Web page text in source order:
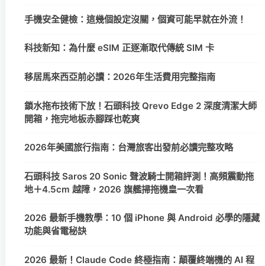
手機安全健檢：這幾個設定沒關，個資可能早就在外流！
科技新知：為什麼 eSIM 正逐漸取代傳統 SIM 卡
移居馬來西亞前必讀：2026年生活費用完整指南
鎖水拖布技術下放！石頭科技 Qrevo Edge 2 深度清潔大師
開箱，拖完地板赤腳踩也乾爽
2026年美國旅行指南：台灣旅客出發前必讀完整攻略
石頭科技 Saros 20 Sonic 聲波騎士開箱評測！高頻震動拖
地＋4.5cm 越障，2026 旗艦掃拖機皇一次看
2026 最新手機教學：10 個 iPhone 與 Android 必學的隱藏
功能與省電秘訣
2026 最新！Claude Code 終極指南：顛覆終端機的 AI 程